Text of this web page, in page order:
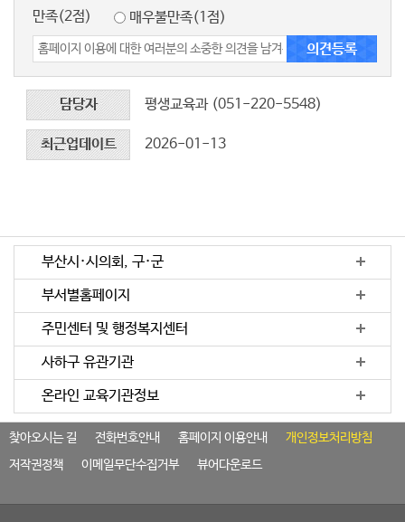
만족(2점)
매우불만족(1점)
담당자 평생교육과 (051-220-5548)
최근업데이트 2026-01-13
부산시·시의회, 구·군
부서별홈페이지
주민센터 및 행정복지센터
사하구 유관기관
온라인 교육기관정보
찾아오시는 길 전화번호안내 홈페이지 이용안내
개인정보처리방침
저작권정책
이메일무단수집거부 뷰어다운로드